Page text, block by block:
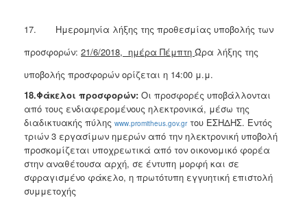
17. Ημερομηνία λήξης της προθεσμίας υποβολής των
προσφορών: 21/6/2018, ημέρα Πέμπτη Ώρα λήξης της
υποβολής προσφορών ορίζεται η 14:00 μ.μ.
18.Φάκελοι προσφορών: Οι προσφορές υποβάλλονται
από τους ενδιαφερομένους ηλεκτρονικά, μέσω της
διαδικτυακής πύλης www.promitheus.gov.grτου ΕΣΗΔΗΣ. Εντός
τριών 3 εργασίμων ημερών από την ηλεκτρονική υποβολή
προσκομίζεται υποχρεωτικά από τον οικονομικό φορέα
στην αναθέτουσα αρχή, σε έντυπη μορφή και σε
σφραγισμένο φάκελο, η πρωτότυπη εγγυητική επιστολή
συμμετοχής